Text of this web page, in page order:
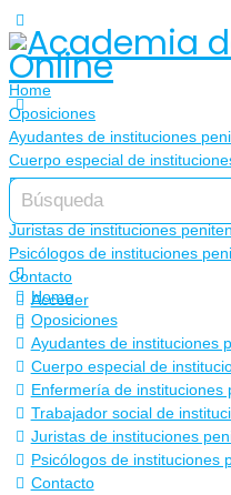
Home
Oposiciones
Ayudantes de instituciones
Cuerpo especial de
Enfermería de instituciones
Trabajador social de
Juristas de instituciones
Psicólogos de instituciones
Contacto
Acceder
Home
Oposiciones
Ayudantes de instituciones
Cuerpo especial de
Enfermería de instituciones
Trabajador social de
Juristas de instituciones
Psicólogos de instituciones
Contacto